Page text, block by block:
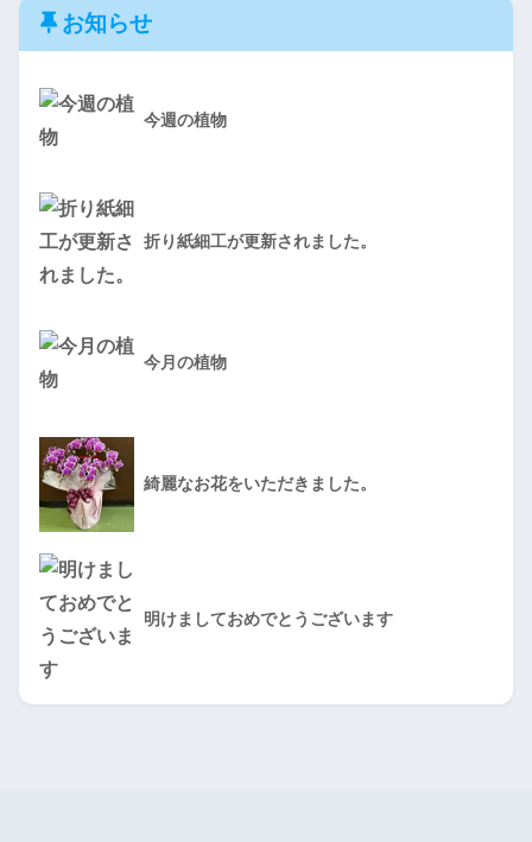
お知らせ
今週の植物
折り紙細工が更新されました。
今月の植物
綺麗なお花をいただきました。
明けましておめでとうございます